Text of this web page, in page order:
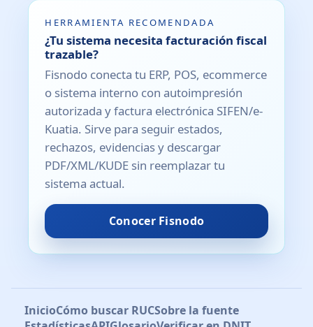
HERRAMIENTA RECOMENDADA
¿Tu sistema necesita facturación fiscal
trazable?
Fisnodo conecta tu ERP, POS, ecommerce
o sistema interno con autoimpresión
autorizada y factura electrónica SIFEN/e-
Kuatia. Sirve para seguir estados,
rechazos, evidencias y descargar
PDF/XML/KUDE sin reemplazar tu
sistema actual.
Conocer Fisnodo
InicioCómo buscar RUCSobre la fuente